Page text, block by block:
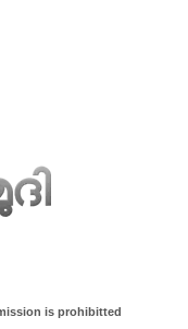
is prohibitted